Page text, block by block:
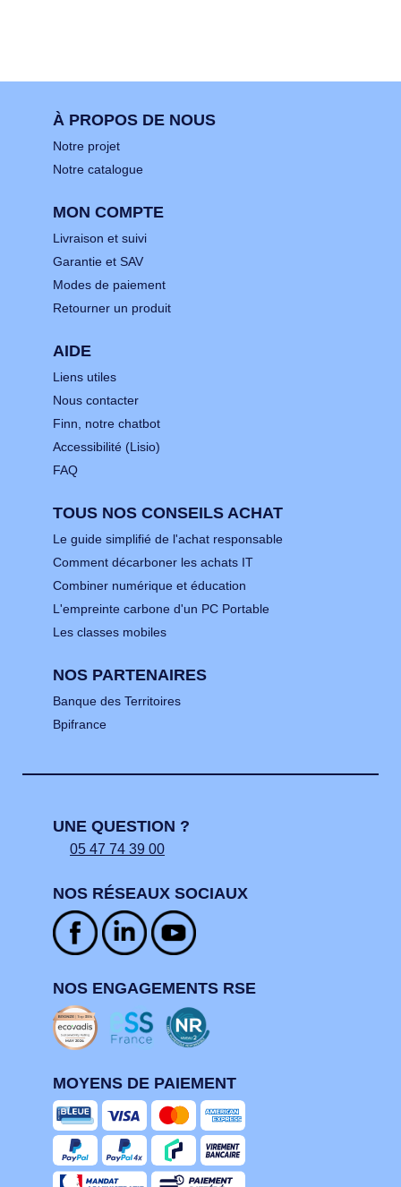
À PROPOS DE NOUS
Notre projet
Notre catalogue
MON COMPTE
Livraison et suivi
Garantie et SAV
Modes de paiement
Retourner un produit
AIDE
Liens utiles
Nous contacter
Finn, notre chatbot
Accessibilité (Lisio)
FAQ
TOUS NOS CONSEILS ACHAT
Le guide simplifié de l'achat responsable
Comment décarboner les achats IT
Combiner numérique et éducation
L'empreinte carbone d'un PC Portable
Les classes mobiles
NOS PARTENAIRES
Banque des Territoires
Bpifrance
UNE QUESTION ?
05 47 74 39 00
NOS RÉSEAUX SOCIAUX
NOS ENGAGEMENTS RSE
MOYENS DE PAIEMENT